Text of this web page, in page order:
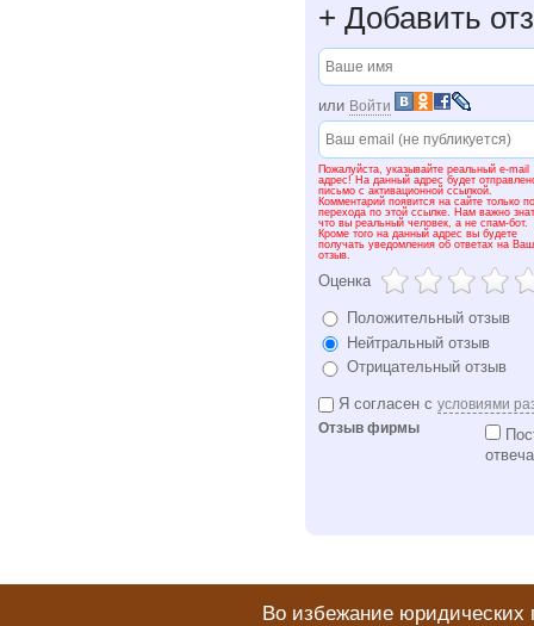
+ Добавить
или Войти
Пожалуйста, указывайте реальный e-mail
адрес! На данный адрес будет
письмо с активационной ссылкой.
Комментарий появится на сайте только
перехода по этой ссылке. Нам важно
что вы реальный человек, а не спам-бот.
Кроме того на данный адрес вы будете
получать уведомления об ответах на Ваш
отзыв.
Оценка
Положительный отзыв
Нейтральный отзыв
Отрицательный отзыв
Я согласен с условиями
Отзыв фирмы
Во избежание юридических